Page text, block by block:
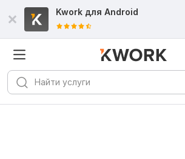
Kwork для Android